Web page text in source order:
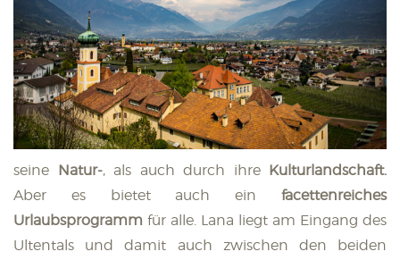
seine Natur-, als auch durch ihre Kulturlandschaft.
Aber es bietet auch ein facettenreiches
Urlaubsprogramm für alle. Lana liegt am Eingang des
Ultentals und damit auch zwischen den beiden